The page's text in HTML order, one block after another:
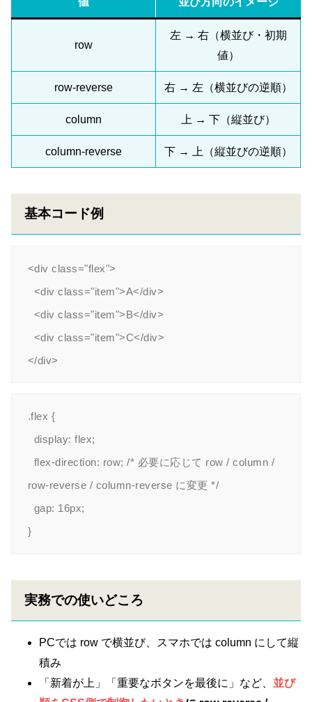
row
左 → 右（横並び・初期
値）
row-reverse 右 → 左（横並びの逆順）
column 上 → 下（縦並び）
column-reverse 下 → 上（縦並びの逆順）
基本コード例
<div class="flex">
.flex {
row-reverse / column-reverse に変更 */
実務での使いどころ
PCでは row で横並び、スマホでは column にして縦
積み
「新着が上」「重要なボタンを最後に」など、 並び